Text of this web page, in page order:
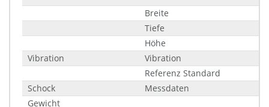
Breite
Tiefe
Höhe
Vibration
Vibration
Referenz Standard
Schock
Messdaten
Gewicht